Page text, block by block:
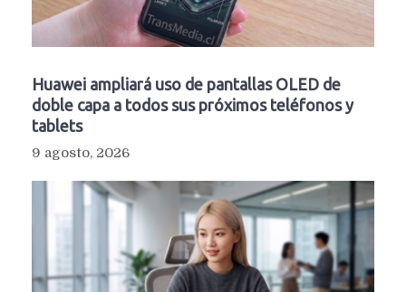
Huawei ampliará uso de pantallas OLED de
doble capa a todos sus próximos teléfonos y
tablets
9 agosto, 2026